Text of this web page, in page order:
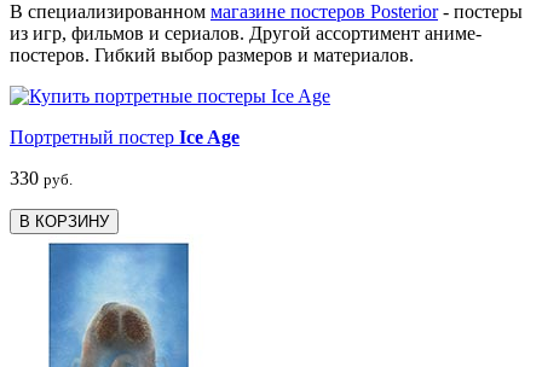
В специализированном магазине постеров Posterior- постеры
из игр, фильмов и сериалов. Другой ассортимент аниме-
постеров. Гибкий выбор размеров и материалов.
Портретный постер Ice Age
330 руб.
В КОРЗИНУ